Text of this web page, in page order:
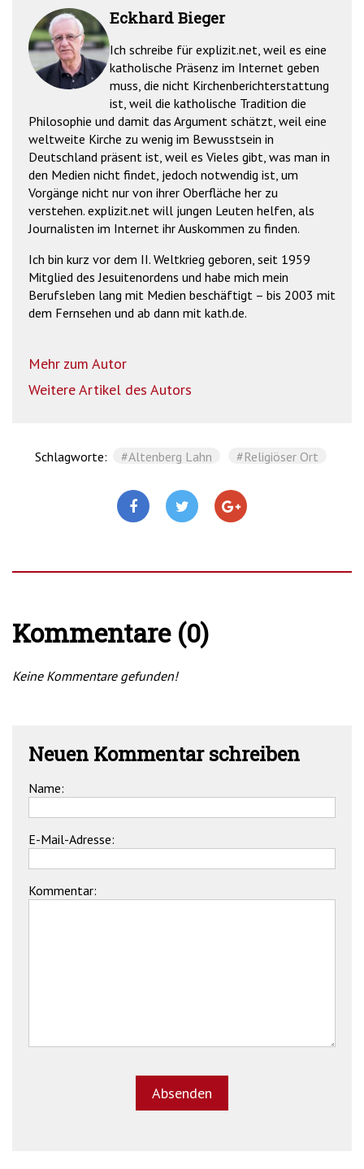
Eckhard Bieger
Ich schreibe für explizit.net, weil es eine
katholische Präsenz im Internet geben
muss, die nicht Kirchenberichterstattung
ist, weil die katholische Tradition die
Philosophie und damit das Argument schätzt, weil eine
weltweite Kirche zu wenig im Bewusstsein in
Deutschland präsent ist, weil es Vieles gibt, was man in
den Medien nicht findet, jedoch notwendig ist, um
Vorgänge nicht nur von ihrer Oberfläche her zu
verstehen. explizit.net will jungen Leuten helfen, als
Journalisten im Internet ihr Auskommen zu finden.
Ich bin kurz vor dem II. Weltkrieg geboren, seit 1959
Mitglied des Jesuitenordens und habe mich mein
Berufsleben lang mit Medien beschäftigt – bis 2003 mit
dem Fernsehen und ab dann mit kath.de.
Mehr zum Autor
Weitere Artikel des Autors
Schlagworte: #Altenberg Lahn #Religiöser Ort
Kommentare (0)
Keine Kommentare gefunden!
Neuen Kommentar schreiben
Name:
E-Mail-Adresse:
Kommentar: